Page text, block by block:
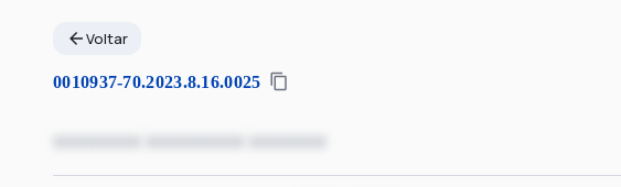
Voltar
0010937-70.2023.8.16.0025
xxxxxxxx xxxxxxxxx xxxxxxx